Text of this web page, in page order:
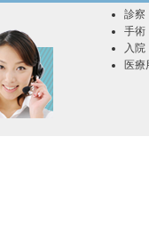
診察
手術
入院
医療